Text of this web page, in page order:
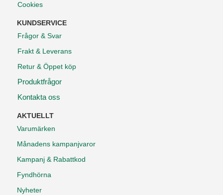
Cookies
KUNDSERVICE
Frågor & Svar
Frakt & Leverans
Retur & Öppet köp
Produktfrågor
Kontakta oss
AKTUELLT
Varumärken
Månadens kampanjvaror
Kampanj & Rabattkod
Fyndhörna
Nyheter